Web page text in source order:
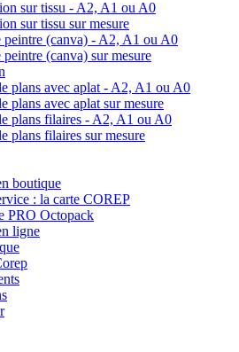
sur tissu - A2, A1 ou A0
sur tissu sur mesure
peintre (canva) - A2, A1 ou A0
(canva) sur mesure
plans avec aplat - A2, A1 ou A0
plans avec aplat sur mesure
plans filaires - A2, A1 ou A0
plans filaires sur mesure
boutique
: la carte COREP
PRO Octopack
ligne